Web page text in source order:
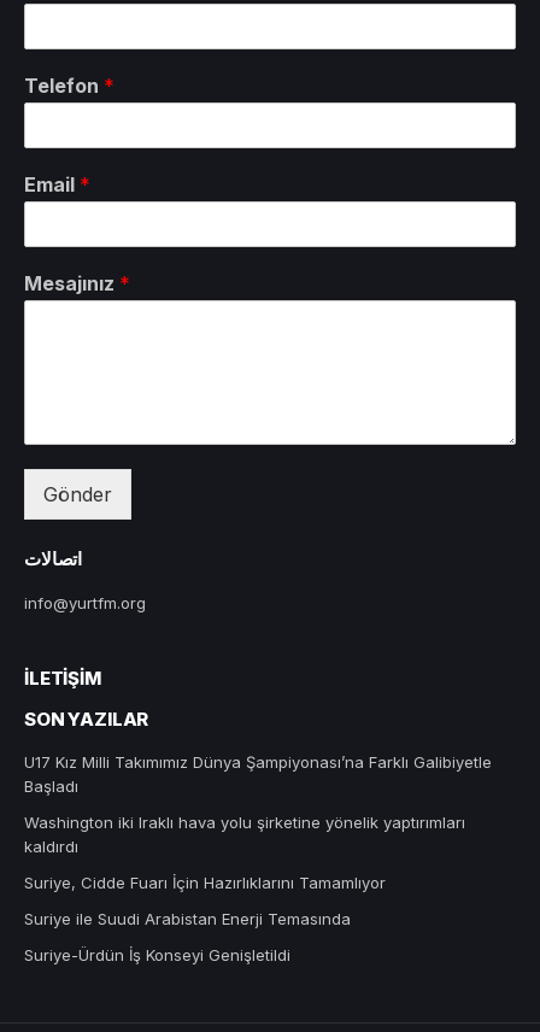
Telefon *
Email *
Mesajınız *
Gönder
اتصالات
info@yurtfm.org
İLETIŞIM
SON YAZILAR
U17 Kız Milli Takımımız Dünya Şampiyonası’na Farklı Galibiyetle
Başladı
Washington iki Iraklı hava yolu şirketine yönelik yaptırımları
kaldırdı
Suriye, Cidde Fuarı İçin Hazırlıklarını Tamamlıyor
Suriye ile Suudi Arabistan Enerji Temasında
Suriye-Ürdün İş Konseyi Genişletildi